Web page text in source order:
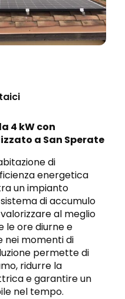
cantieri
4 kW con
a San Sperate
di
energetica
un impianto
di accumulo
al meglio
le ore diurne e
nei momenti di
permette di
ridurre la
e garantire un
nel tempo.